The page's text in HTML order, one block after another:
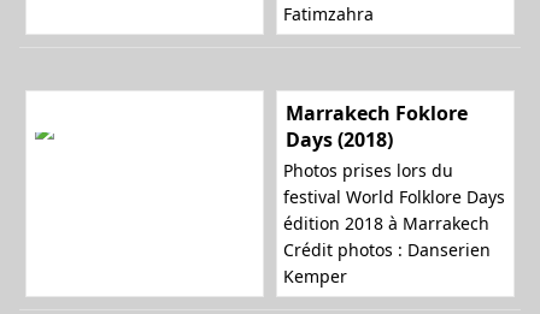
Fatimzahra
Marrakech Foklore
Days (2018)
Photos prises lors du
festival World Folklore Days
édition 2018 à Marrakech
Crédit photos : Danserien
Kemper